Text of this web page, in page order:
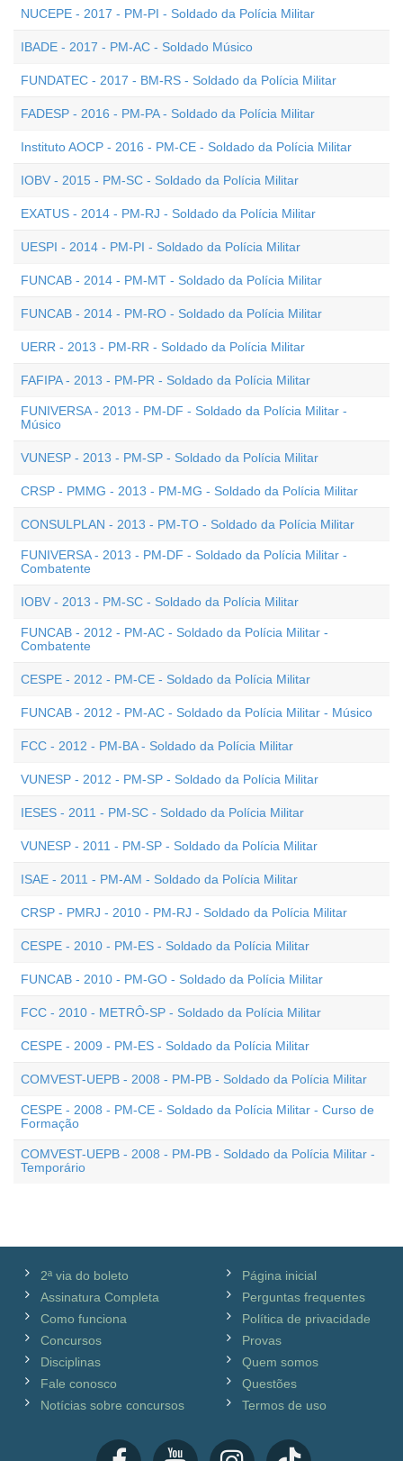
NUCEPE - 2017 - PM-PI - Soldado da Polícia Militar
IBADE - 2017 - PM-AC - Soldado Músico
FUNDATEC - 2017 - BM-RS - Soldado da Polícia Militar
FADESP - 2016 - PM-PA - Soldado da Polícia Militar
Instituto AOCP - 2016 - PM-CE - Soldado da Polícia Militar
IOBV - 2015 - PM-SC - Soldado da Polícia Militar
EXATUS - 2014 - PM-RJ - Soldado da Polícia Militar
UESPI - 2014 - PM-PI - Soldado da Polícia Militar
FUNCAB - 2014 - PM-MT - Soldado da Polícia Militar
FUNCAB - 2014 - PM-RO - Soldado da Polícia Militar
UERR - 2013 - PM-RR - Soldado da Polícia Militar
FAFIPA - 2013 - PM-PR - Soldado da Polícia Militar
FUNIVERSA - 2013 - PM-DF - Soldado da Polícia Militar -
Músico
VUNESP - 2013 - PM-SP - Soldado da Polícia Militar
CRSP - PMMG - 2013 - PM-MG - Soldado da Polícia Militar
CONSULPLAN - 2013 - PM-TO - Soldado da Polícia Militar
FUNIVERSA - 2013 - PM-DF - Soldado da Polícia Militar -
Combatente
IOBV - 2013 - PM-SC - Soldado da Polícia Militar
FUNCAB - 2012 - PM-AC - Soldado da Polícia Militar -
Combatente
CESPE - 2012 - PM-CE - Soldado da Polícia Militar
FUNCAB - 2012 - PM-AC - Soldado da Polícia Militar - Músico
FCC - 2012 - PM-BA - Soldado da Polícia Militar
VUNESP - 2012 - PM-SP - Soldado da Polícia Militar
IESES - 2011 - PM-SC - Soldado da Polícia Militar
VUNESP - 2011 - PM-SP - Soldado da Polícia Militar
ISAE - 2011 - PM-AM - Soldado da Polícia Militar
CRSP - PMRJ - 2010 - PM-RJ - Soldado da Polícia Militar
CESPE - 2010 - PM-ES - Soldado da Polícia Militar
FUNCAB - 2010 - PM-GO - Soldado da Polícia Militar
FCC - 2010 - METRÔ-SP - Soldado da Polícia Militar
CESPE - 2009 - PM-ES - Soldado da Polícia Militar
COMVEST-UEPB - 2008 - PM-PB - Soldado da Polícia Militar
CESPE - 2008 - PM-CE - Soldado da Polícia Militar - Curso de
Formação
COMVEST-UEPB - 2008 - PM-PB - Soldado da Polícia Militar -
Temporário
2ª via do boleto
Assinatura Completa
Como funciona
Concursos
Disciplinas
Fale conosco
Notícias sobre concursos
Página inicial
Perguntas frequentes
Política de privacidade
Provas
Quem somos
Questões
Termos de uso